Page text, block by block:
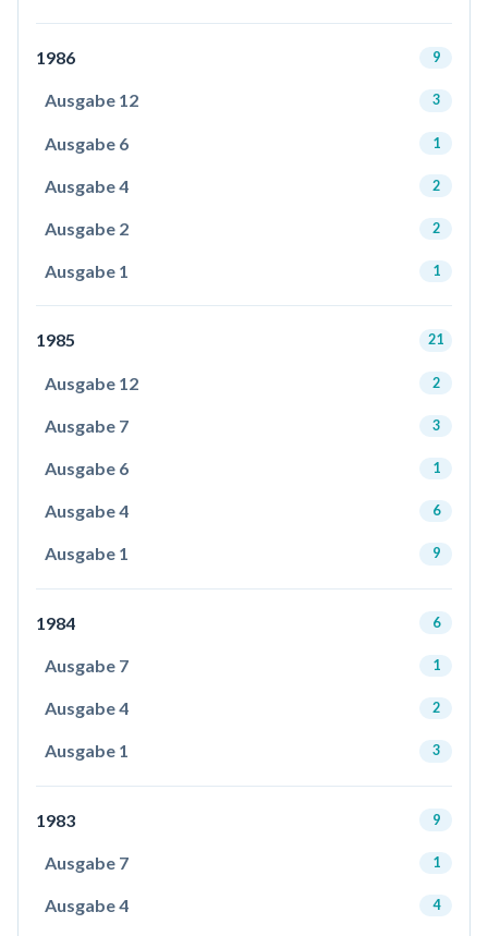
1986 9
Ausgabe 12 3
Ausgabe 6 1
Ausgabe 4 2
Ausgabe 2 2
Ausgabe 1 1
1985 21
Ausgabe 12 2
Ausgabe 7 3
Ausgabe 6 1
Ausgabe 4 6
Ausgabe 1 9
1984 6
Ausgabe 7 1
Ausgabe 4 2
Ausgabe 1 3
1983 9
Ausgabe 7 1
Ausgabe 4 4